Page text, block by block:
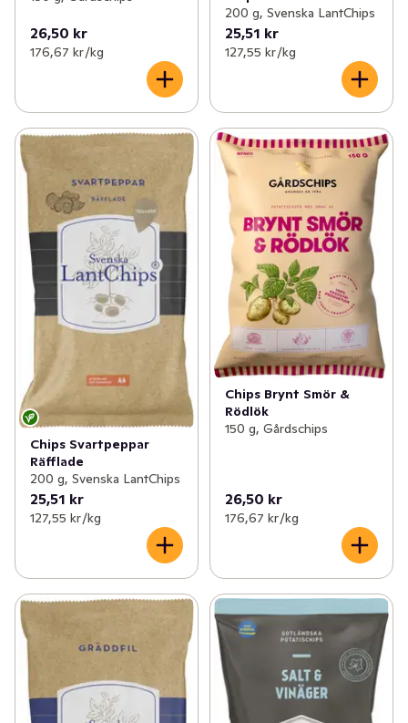
26,50 kr
176,67 kr /kg
200 g, Svenska LantChips
25,51 kr
127,55 kr /kg
Chips Svartpeppar
Räfflade
200 g, Svenska LantChips
25,51 kr
127,55 kr /kg
Chips Brynt Smör &
Rödlök
150 g, Gårdschips
26,50 kr
176,67 kr /kg